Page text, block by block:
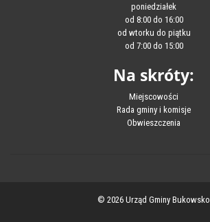
poniedziałek
od 8:00 do 16:00
od wtorku do piątku
od 7:00 do 15:00
Na skróty:
Miejscowości
Rada gminy i komisje
Obwieszczenia
© 2026 Urząd Gminy Bukowsko